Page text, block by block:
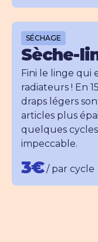
SÉCHAGE
Sèche-
Fini le linge qui
radiateurs ! En
draps légers
articles plus
quelques
impeccable.
3€/ par cycle